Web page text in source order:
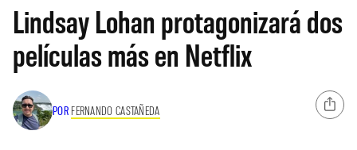
Lindsay Lohan protagonizará dos
películas más en Netflix
POR FERNANDO CASTAÑEDA